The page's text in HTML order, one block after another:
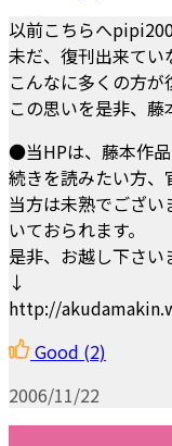
以前こちらへ
未だ、復刊出来てい
こんなに多くの方が
この思いを是非、
●当HPは、藤本作品
続きを読みたい方、
当方は未熟でござ
いておられます。
是非、お越し下さい
↓
http://
Good (2)
2006/11/22